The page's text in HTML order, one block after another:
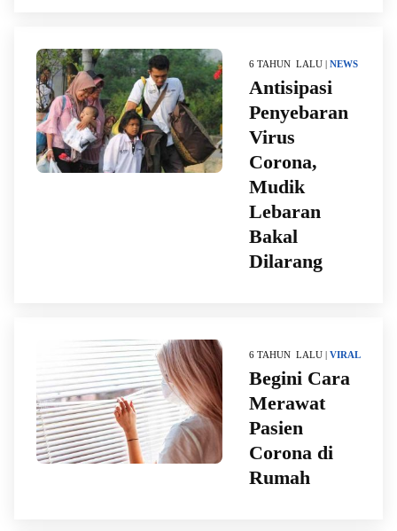
6 TAHUN LALU | NEWS
Antisipasi
Penyebaran
Virus
Corona,
Mudik
Lebaran
Bakal
Dilarang
6 TAHUN LALU | VIRAL
Begini Cara
Merawat
Pasien
Corona di
Rumah